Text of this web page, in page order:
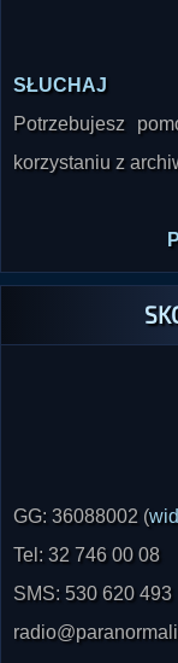
Potrzebujesz
korzystaniu z
Tel: 32 746 00 08
SMS: 530 620 493
Byłeś